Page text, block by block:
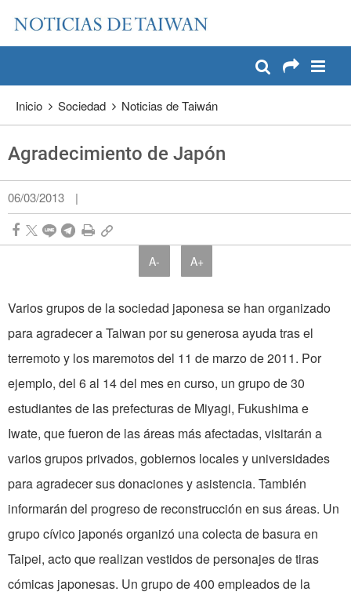
Pase a contenido principal
Inicio Sociedad Noticias de Taiwán
Agradecimiento de Japón
06/03/2013 |
A- A+
Varios grupos de la sociedad japonesa se han organizado
para agradecer a Taiwan por su generosa ayuda tras el
terremoto y los maremotos del 11 de marzo de 2011. Por
ejemplo, del 6 al 14 del mes en curso, un grupo de 30
estudiantes de las prefecturas de Miyagi, Fukushima e
Iwate, que fueron de las áreas más afectadas, visitarán a
varios grupos privados, gobiernos locales y universidades
para agradecer sus donaciones y asistencia. También
informarán del progreso de reconstrucción en sus áreas. Un
grupo cívico japonés organizó una colecta de basura en
Taipei, acto que realizan vestidos de personajes de tiras
cómicas japonesas. Un grupo de 400 empleados de la